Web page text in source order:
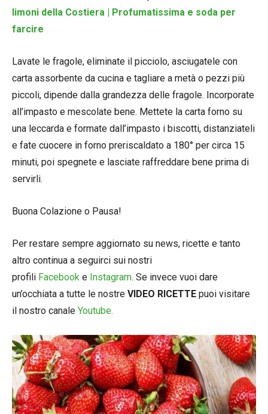
limoni della Costiera | Profumatissima e soda per
farcire
Lavate le fragole, eliminate il picciolo, asciugatele con
carta assorbente da cucina e tagliare a metà o pezzi più
piccoli, dipende dalla grandezza delle fragole. Incorporate
all’impasto e mescolate bene. Mettete la carta forno su
una leccarda e formate dall’impasto i biscotti, distanziateli
e fate cuocere in forno preriscaldato a 180° per circa 15
minuti, poi spegnete e lasciate raffreddare bene prima di
servirli.
Buona Colazione o Pausa!
Per restare sempre aggiornato su news, ricette e tanto
altro continua a seguirci sui nostri
profili Facebook e Instagram. Se invece vuoi dare
un’occhiata a tutte le nostre VIDEO RICETTE puoi visitare
il nostro canale Youtube.